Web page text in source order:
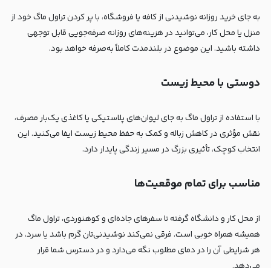
به جای خرید روزانه نوشیدنی از کافه یا فروشگاه، با پر کردن تراول ماگ خود از
منزل یا محل کار، می‌توانید در هزینه‌های روزانه صرفه‌جویی قابل توجهی
داشته باشید. این موضوع در بلندمدت کاملاً به‌صرفه خواهد بود.
دوستی با محیط زیست
با استفاده از تراول ماگ به جای لیوان‌های پلاستیکی یا کاغذی یک‌بار مصرف،
نقش مؤثری در کاهش زباله و کمک به حفظ محیط زیست ایفا می‌کنید. این
انتخاب کوچک، تأثیری بزرگ در مسیر زندگی پایدار دارد.
مناسب برای تمام موقعیت‌ها
از محل کار و دانشگاه گرفته تا سفرهای جاده‌ای و کوهنوردی، تراول ماگ
همیشه همراه خوبی است. فرقی نمی‌کند نوشیدنی‌تان گرم باشد یا سرد، در
هر شرایطی آن را در دمای مطلوب نگه می‌دارد و در دسترس شما قرار